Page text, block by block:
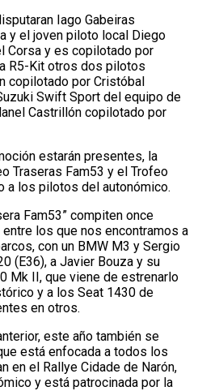
Iago Gabeiras
y el joven piloto local Diego
Corsa y es copilotado por
R5-Kit otros dos pilotos
copilotado por Cristóbal
Swift Sport del equipo de
Castrillón copilotado por
estarán presentes, la
Traseras Fam53 y el Trofeo
a los pilotos del autonómico.
Fam53” compiten once
los que nos encontramos a
con un BMW M3 y Sergio
(E36), a Javier Bouza y su
Mk II, que viene de estrenarlo
y a los Seat 1430 de
en otros.
este año también se
está enfocada a todos los
en el Rallye Cidade de Narón,
y está patrocinada por la